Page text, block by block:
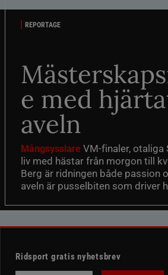
REPORTAGE
e med
aveln
Mångsysslare VM-finaler, otaliga
liv med hästar från morgon till
Berg är ridningen både passion
aveln är pusselbiten som driver
Ridsport gratis nyhetsbrev